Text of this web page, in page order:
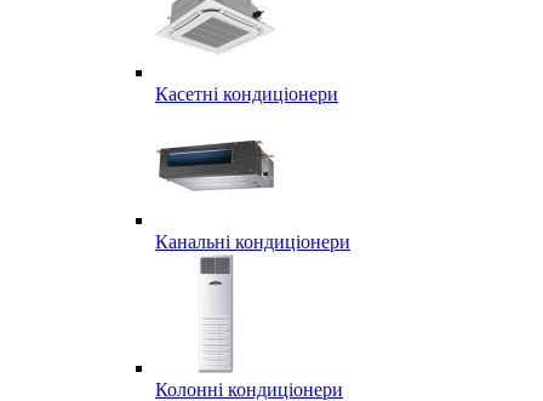
Касетні кондиціонери
Канальні кондиціонери
Колонні кондиціонери